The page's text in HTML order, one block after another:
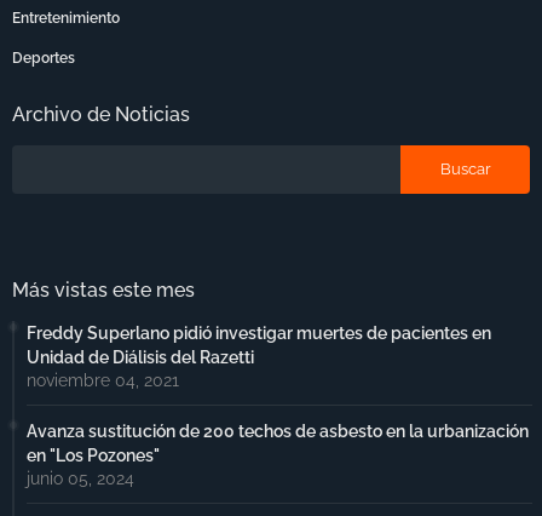
Entretenimiento
Deportes
Archivo de Noticias
Más vistas este mes
Freddy Superlano pidió investigar muertes de pacientes en
Unidad de Diálisis del Razetti
noviembre 04, 2021
Avanza sustitución de 200 techos de asbesto en la urbanización
en "Los Pozones"
junio 05, 2024